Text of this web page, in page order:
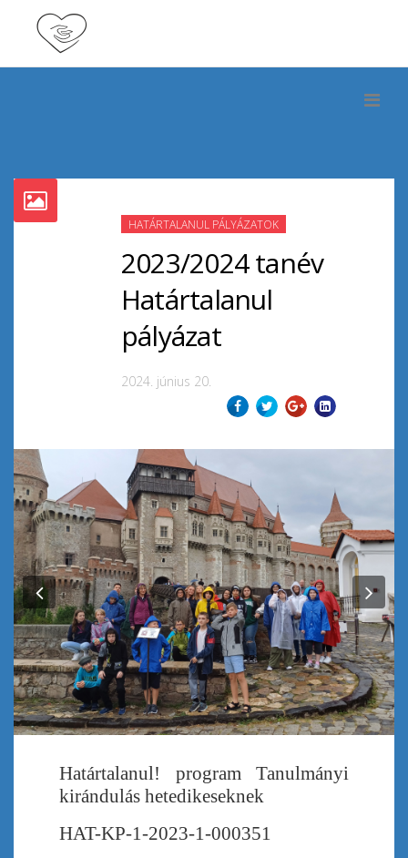
HATÁRTALANUL PÁLYÁZATOK
2023/2024 tanév
Határtalanul
pályázat
2024. június 20.
Previous
Határtalanul! program Tanulmányi
kirándulás hetedikeseknek
HAT-KP-1-2023-1-000351